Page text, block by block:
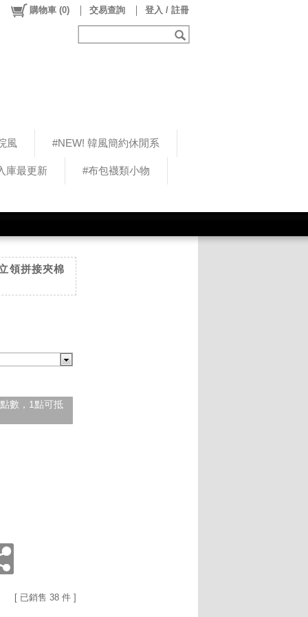
風 #NEW! 韓風簡約休閒系
庫最更新 #布包襪類小物
購物車 (0) 交易查詢 登入 / 註冊
領拼接夾棉
數，1點可抵
[ 已銷售 38 件 ]